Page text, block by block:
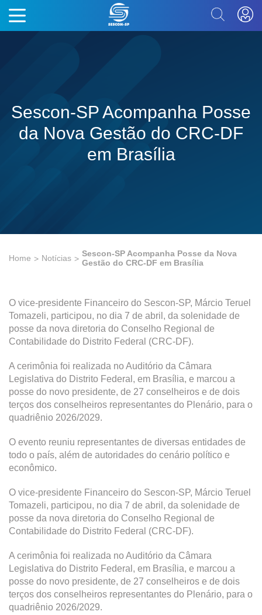
Sescon-SP Acompanha Posse
da Nova Gestão do CRC-DF
em Brasília
Home Notícias
Sescon-SP Acompanha Posse da Nova
Gestão do CRC-DF em Brasília
O vice-presidente Financeiro do Sescon-SP, Márcio Teruel
Tomazeli, participou, no dia 7 de abril, da solenidade de
posse da nova diretoria do Conselho Regional de
Contabilidade do Distrito Federal (CRC-DF).
A cerimônia foi realizada no Auditório da Câmara
Legislativa do Distrito Federal, em Brasília, e marcou a
posse do novo presidente, de 27 conselheiros e de dois
terços dos conselheiros representantes do Plenário, para o
quadriênio 2026/2029.
O evento reuniu representantes de diversas entidades de
todo o país, além de autoridades do cenário político e
econômico.
O vice-presidente Financeiro do Sescon-SP, Márcio Teruel
Tomazeli, participou, no dia 7 de abril, da solenidade de
posse da nova diretoria do Conselho Regional de
Contabilidade do Distrito Federal (CRC-DF).
A cerimônia foi realizada no Auditório da Câmara
Legislativa do Distrito Federal, em Brasília, e marcou a
posse do novo presidente, de 27 conselheiros e de dois
terços dos conselheiros representantes do Plenário, para o
quadriênio 2026/2029.